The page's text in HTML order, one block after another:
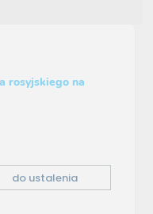
rosyjskiego na
do ustalenia